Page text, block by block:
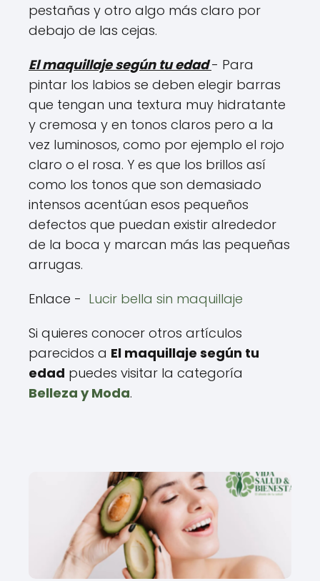
pestañas y otro algo más claro por
debajo de las cejas.
El maquillaje según tu edad - Para
pintar los labios se deben elegir barras
que tengan una textura muy hidratante
y cremosa y en tonos claros pero a la
vez luminosos, como por ejemplo el rojo
claro o el rosa. Y es que los brillos así
como los tonos que son demasiado
intensos acentúan esos pequeños
defectos que puedan existir alrededor
de la boca y marcan más las pequeñas
arrugas.
Enlace - Lucir bella sin maquillaje
Si quieres conocer otros artículos
parecidos a El maquillaje según tu
edad puedes visitar la categoría
Belleza y Moda.